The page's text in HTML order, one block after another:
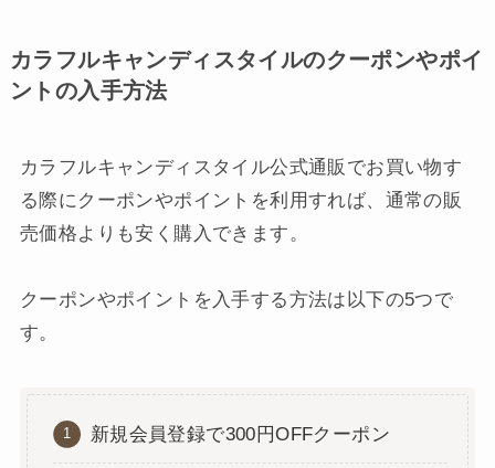
カラフルキャンディスタイルのクーポンやポイ
ントの入手方法
カラフルキャンディスタイル公式通販でお買い物す
る際にクーポンやポイントを利用すれば、通常の販
売価格よりも安く購入できます。
クーポンやポイントを入手する方法は以下の5つで
す。
新規会員登録で300円OFFクーポン